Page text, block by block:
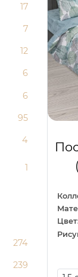
17
7
12
6
6
95
4
1
26
10
274
239